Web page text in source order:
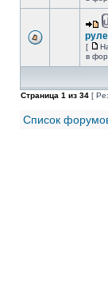
[
в
Страница 1 из 34 [
Список